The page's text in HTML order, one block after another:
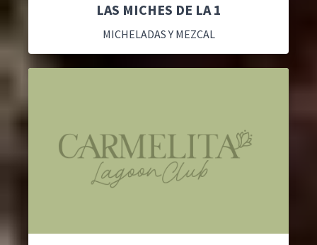
LAS MICHES DE LA 1
MICHELADAS Y MEZCAL